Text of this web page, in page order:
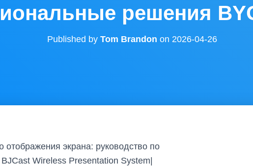
решения
Published by Tom Brandon on 2026-04-26
отображения экрана: руководство по
Wireless Presentation System|